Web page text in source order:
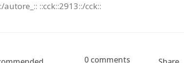
autore_:: ::cck::2913::/cck::
0 comments